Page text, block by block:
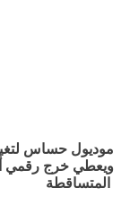
موديول حساس
ويعطي خرج رقمي